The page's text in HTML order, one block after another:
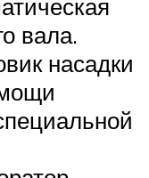
вала.
насадки